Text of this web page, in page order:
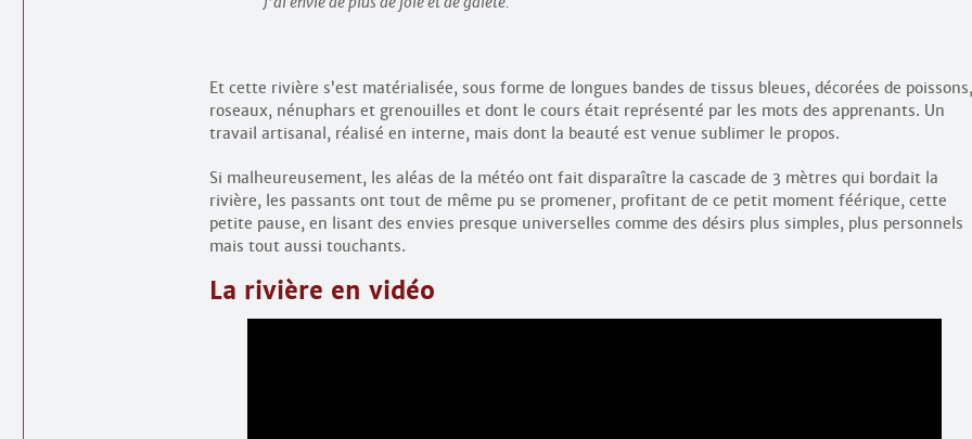
Et cette rivière s’est matérialisée, sous forme de longues bandes de tissus bleues, décorées de poissons,
roseaux, nénuphars et grenouilles et dont le cours était représenté par les mots des apprenants. Un
travail artisanal, réalisé en interne, mais dont la beauté est venue sublimer le propos.
Si malheureusement, les aléas de la météo ont fait disparaître la cascade de 3 mètres qui bordait la
rivière, les passants ont tout de même pu se promener, profitant de ce petit moment féérique, cette
petite pause, en lisant des envies presque universelles comme des désirs plus simples, plus personnels
mais tout aussi touchants.
La rivière en vidéo